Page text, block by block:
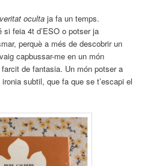
ocultaja fa un temps.
si feia 4t d’ESO o potser ja
perquè a més de descobrir un
capbussar-me en un món
de fantasia. Un món potser a
subtil, que fa que se t’escapi el